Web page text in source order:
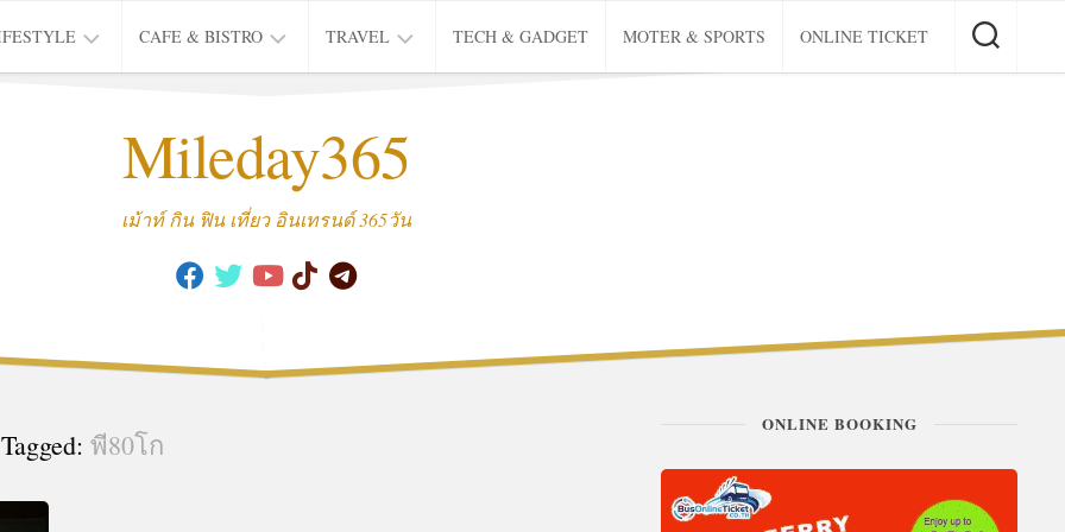
CAFE & BISTRO
CAFE
TRAVEL
THAI
TRIP
TECH & GADGET MOTER & SPORTS ONLINE TICKET
Mileday365
เม้าท์ กิน ฟิน เที่ยว อินเทรนด์ 365วัน
Tagged: พี80โก
ONLINE BOOKING